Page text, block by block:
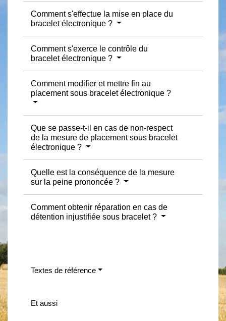
Comment s'effectue la mise en place du
bracelet électronique ?
Comment s'exerce le contrôle du
bracelet électronique ?
Comment modifier et mettre fin au
placement sous bracelet électronique ?
Que se passe-t-il en cas de non-respect
de la mesure de placement sous bracelet
électronique ?
Quelle est la conséquence de la mesure
sur la peine prononcée ?
Comment obtenir réparation en cas de
détention injustifiée sous bracelet ?
Textes de référence
Et aussi